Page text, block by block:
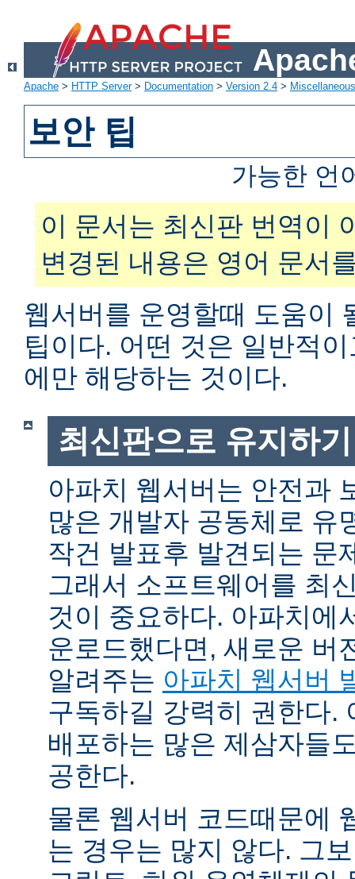
Apache > HTTP Server> Documentation > Version 2.4 >
보안 팁
가능한 언
이 문서는 최신판 번역이
변경된 내용은 영어 문서
웹서버를 운영할때 도움이
팁이다. 어떤 것은 일반적
에만 해당하는 것이다.
최신판으로 유지하기
아파치 웹서버는 안전과
많은 개발자 공동체로 유
작건 발표후 발견되는 문
그래서 소프트웨어를 최
것이 중요하다. 아파치에
운로드했다면, 새로운 버
알려주는 아파치 웹서버
구독하길 강력히 권한다.
배포하는 많은 제삼자들
공한다.
물론 웹서버 코드때문에
는 경우는 많지 않다. 그